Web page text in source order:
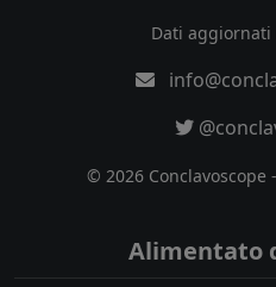
Dati aggiornati
© 2026
Alimentato